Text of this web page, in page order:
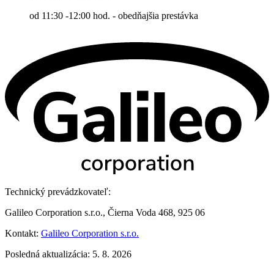
od 11:30 -12:00 hod. - obedňajšia prestávka
Technický prevádzkovateľ:
Galileo Corporation s.r.o., Čierna Voda 468, 925 06
Kontakt: Galileo Corporation s.r.o.
Posledná aktualizácia: 5. 8. 2026